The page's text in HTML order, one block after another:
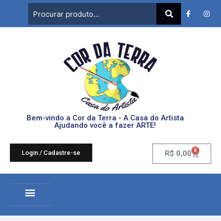
Bem-vindo a Cor da Terra - A Casa do Artista
Ajudando você a fazer ARTE!
Login / Cadastre-se R$ 0,00 0